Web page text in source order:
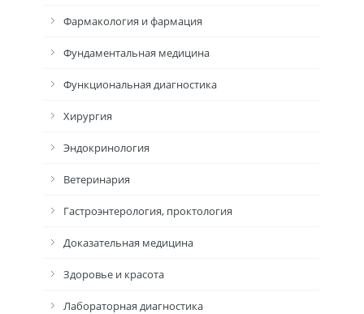
Фармакология и фармация
Фундаментальная медицина
Функциональная диагностика
Хирургия
Эндокринология
Ветеринария
Гастроэнтерология, проктология
Доказательная медицина
Здоровье и красота
Лабораторная диагностика